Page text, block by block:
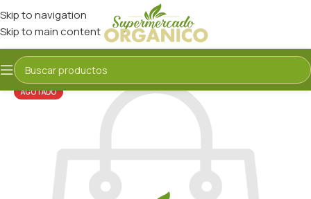
Skip to navigation
Skip to main content
AGOTADO